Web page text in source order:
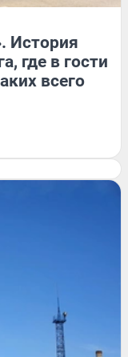
История
где в гости
всего